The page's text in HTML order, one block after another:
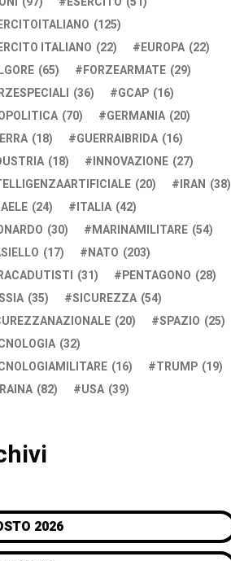
(125)
ITALIANO (22) EUROPA (22)
(65) FORZEARMATE (29)
(36) GCAP (16)
(70) GERMANIA (20)
(18) GUERRAIBRIDA (16)
(18) INNOVAZIONE (27)
(20) IRAN (38)
(24) ITALIA (42)
(30) MARINAMILITARE (54)
(17) NATO (203)
(31) PENTAGONO (28)
(35) SICUREZZA (54)
(20) SPAZIO (25)
(32)
(16) TRUMP (19)
(82) USA (39)
2026